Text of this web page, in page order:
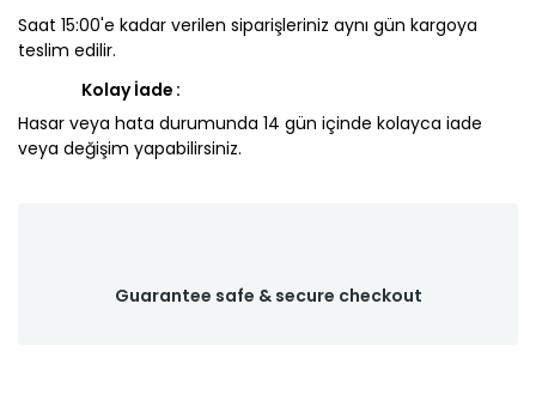
Saat 15:00'e kadar verilen siparişleriniz aynı gün kargoya
teslim edilir.
Kolay İade
Hasar veya hata durumunda 14 gün içinde kolayca iade
veya değişim yapabilirsiniz.
Guarantee safe & secure checkout